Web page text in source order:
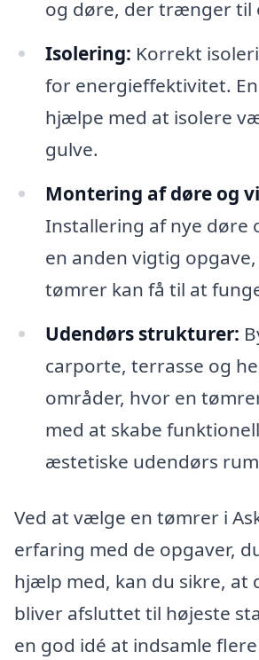
og døre, der trænger til
Isolering: Korrekt
for energieffektivitet.
hjælpe med at isolere
gulve.
Montering af døre og
Installering af nye døre
en anden vigtig
tømrer kan få til at
Udendørs strukturer:
carporte, terrasse og
områder, hvor en
med at skabe
æstetiske udendørs
Ved at vælge en tømrer i
erfaring med de opgaver,
hjælp med, kan du sikre, at
bliver afsluttet til højeste
en god idé at indsamle